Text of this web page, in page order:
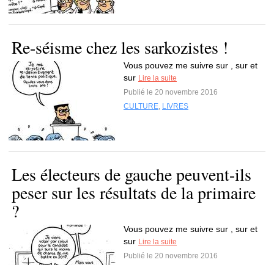
Re-séisme chez les sarkozistes !
Vous pouvez me suivre sur , sur et
sur Lire la suite
Publié le 20 novembre 2016
CULTURE, LIVRES
Les électeurs de gauche peuvent-ils
peser sur les résultats de la primaire
?
Vous pouvez me suivre sur , sur et
sur Lire la suite
Publié le 20 novembre 2016